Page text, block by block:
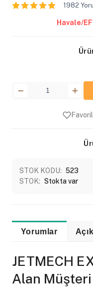
1982
Havale/
STOK KODU: 523
STOK: Stokta var
Yorumlar
JETMECH
Alan Müşteri